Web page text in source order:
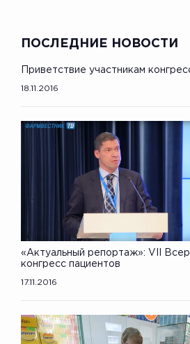
ПОСЛЕДНИЕ НОВОСТИ
Приветствие участникам
18.11.2016
«Актуальный репортаж»: VII
конгресс пациентов
17.11.2016